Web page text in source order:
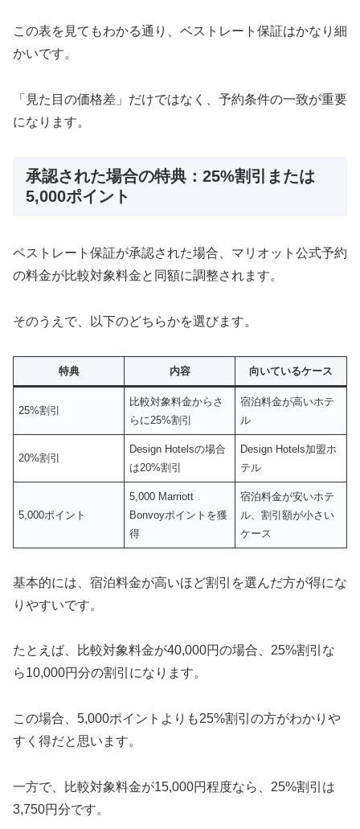
この表を見てもわかる通り、ベストレート保証はかなり細
かいです。
「見た目の価格差」だけではなく、予約条件の一致が重要
になります。
承認された場合の特典：25%割引または
5,000ポイント
ベストレート保証が承認された場合、マリオット公式予約
の料金が比較対象料金と同額に調整されます。
そのうえで、以下のどちらかを選びます。
特典 内容 向いているケース
25%割引
比較対象料金からさ
らに25%割引
宿泊料金が高いホテ
ル
20%割引
Design Hotelsの場合
は20%割引
Design Hotels加盟ホ
テル
5,000ポイント
5,000 Marriott
Bonvoyポイントを獲
得
宿泊料金が安いホテ
ル、割引額が小さい
ケース
基本的には、宿泊料金が高いほど割引を選んだ方が得にな
りやすいです。
たとえば、比較対象料金が40,000円の場合、25%割引な
ら10,000円分の割引になります。
この場合、5,000ポイントよりも25%割引の方がわかりや
すく得だと思います。
一方で、比較対象料金が15,000円程度なら、25%割引は
3,750円分です。